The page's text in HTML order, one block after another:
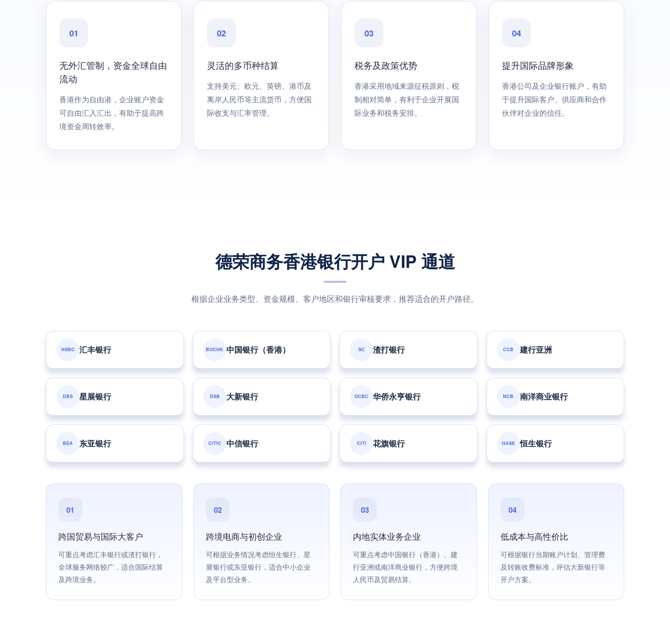
01
无外汇管制，资金全球自由
流动
香港作为自由港，企业账户资金
可自由汇入汇出，有助于提高跨
境资金周转效率。
02
灵活的多币种结算
支持美元、欧元、英镑、港币及
离岸人民币等主流货币，方便国
际收支与汇率管理。
03
税务及政策优势
香港采用地域来源征税原则，税
制相对简单，有利于企业开展国
际业务和税务安排。
04
提升国际品牌形象
香港公司及企业银行账户，有助
于提升国际客户、供应商和合作
伙伴对企业的信任。
德荣商务香港银行开户 VIP 通道
根据企业业务类型、资金规模、客户地区和银行审核要求，推荐适合的开户路径。
HSBC 汇丰银行 BOCHK 中国银行（香港） SC 渣打银行 CCB 建行亚洲
DBS 星展银行 DSB 大新银行 OCBC 华侨永亨银行 NCB 南洋商业银行
BEA 东亚银行 CITIC 中信银行 CITI 花旗银行 HASE 恒生银行
01
跨国贸易与国际大客户
可重点考虑汇丰银行或渣打银行，
全球服务网络较广，适合国际结算
及跨境业务。
02
跨境电商与初创企业
可根据业务情况考虑恒生银行、星
展银行或东亚银行，适合中小企业
及平台型业务。
03
内地实体业务企业
可重点考虑中国银行（香港）、建
行亚洲或南洋商业银行，方便跨境
人民币及贸易结算。
04
低成本与高性价比
可根据银行当期账户计划、管理费
及转账收费标准，评估大新银行等
开户方案。